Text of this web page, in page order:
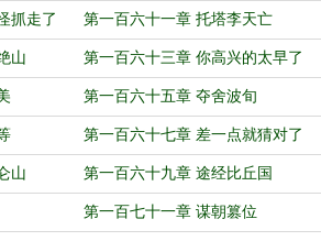
抓走了 第一百六十一章 托塔李天亡
山 第一百六十三章 你高兴的太早了
第一百六十五章 夺舍波旬
第一百六十七章 差一点就猜对了
山 第一百六十九章 途经比丘国
第一百七十一章 谋朝篡位